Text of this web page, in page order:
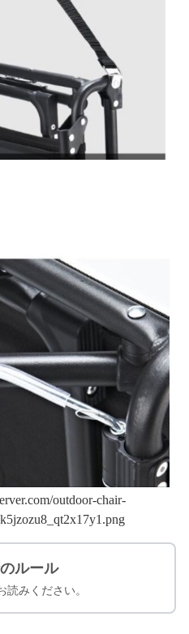
ルール
読みください。